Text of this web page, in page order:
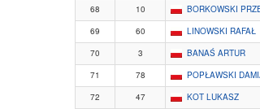
68
10 BORKOWSKI
69
60 LINOWSKI RAFAŁ
70
3 BANAŚ ARTUR
71
78 POPŁAWSKI
72
47 KOT LUKASZ